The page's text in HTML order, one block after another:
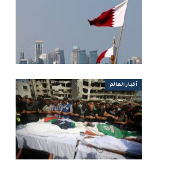
أخبار العالم